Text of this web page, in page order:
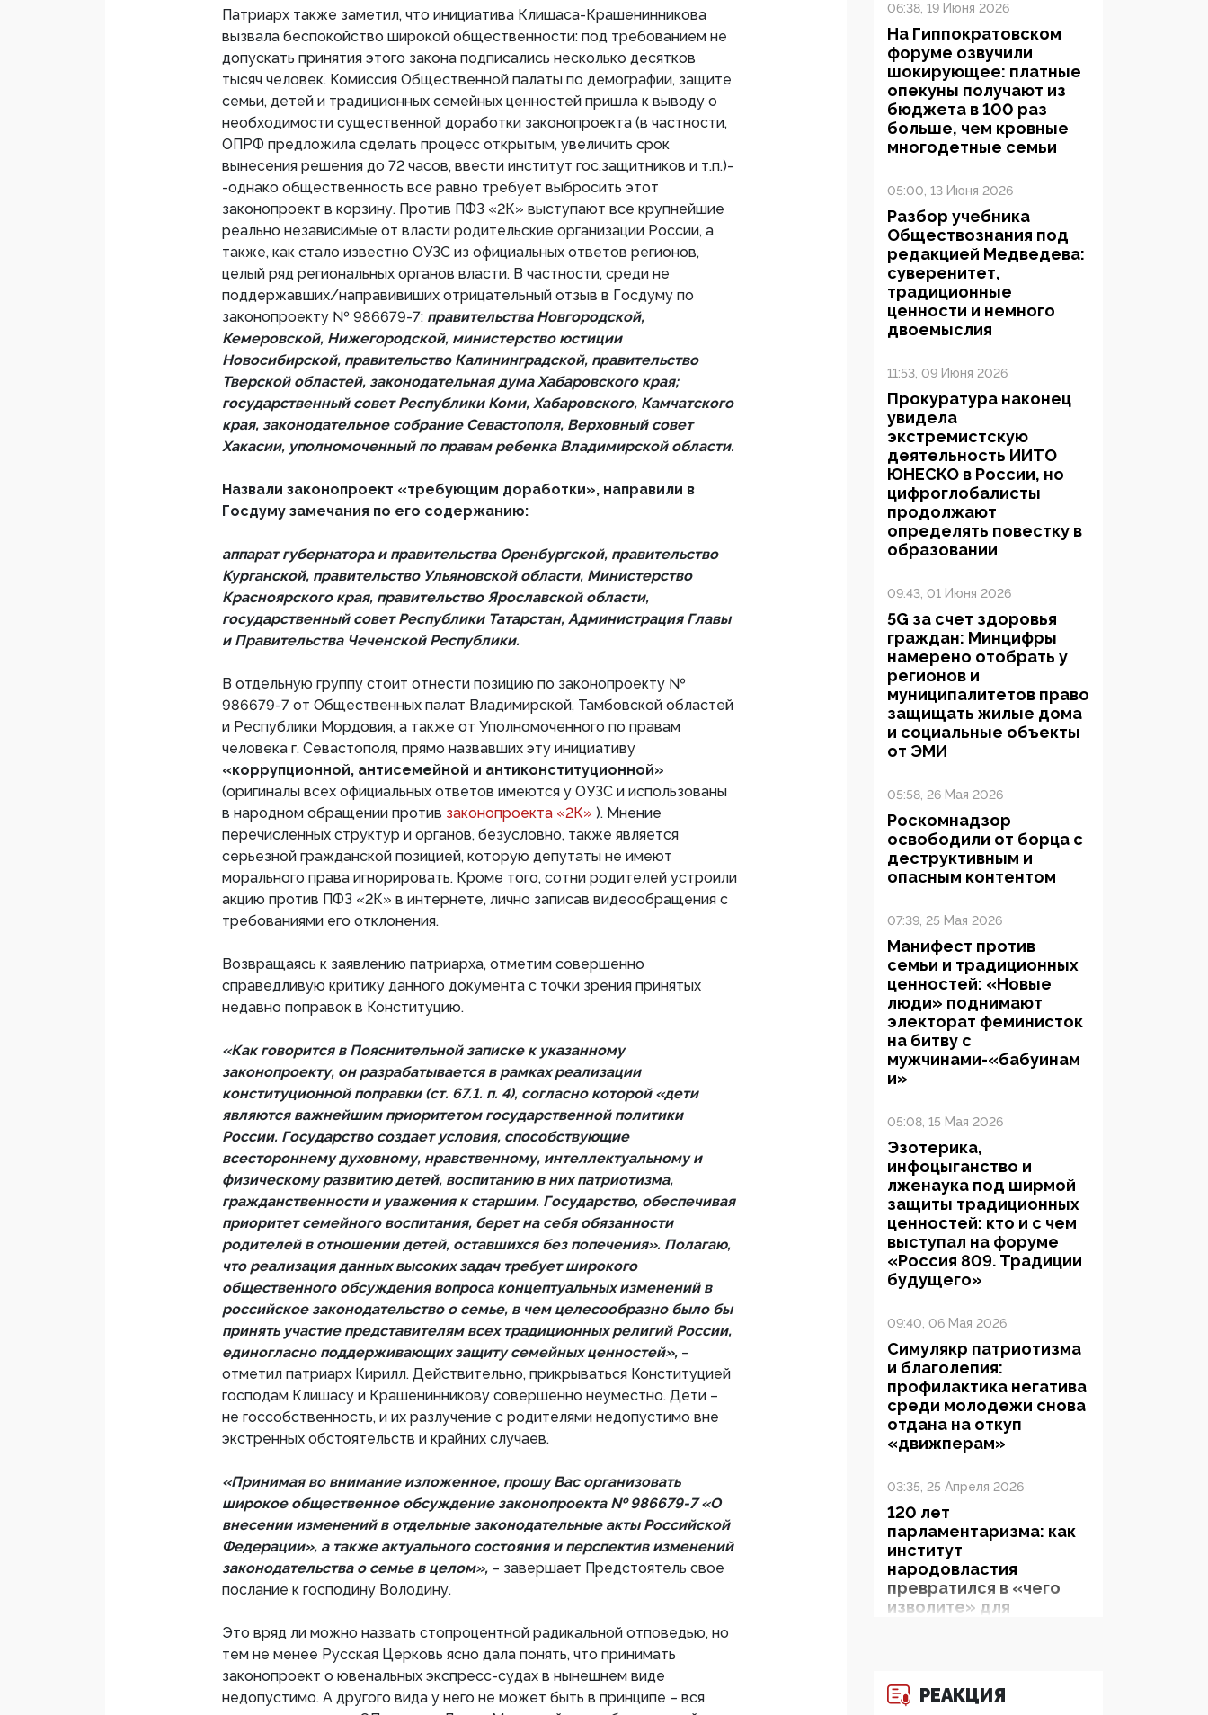
Патриарх также заметил, что инициатива Клишаса-Крашенинникова
вызвала беспокойство широкой общественности: под требованием не
допускать принятия этого закона подписались несколько десятков
тысяч человек. Комиссия Общественной палаты по демографии, защите
семьи, детей и традиционных семейных ценностей пришла к выводу о
необходимости существенной доработки законопроекта (в частности,
ОПРФ предложила сделать процесс открытым, увеличить срок
вынесения решения до 72 часов, ввести институт гос.защитников и т.п.)-
-однако общественность все равно требует выбросить этот
законопроект в корзину. Против ПФЗ «2К» выступают все крупнейшие
реально независимые от власти родительские организации России, а
также, как стало известно ОУЗС из официальных ответов регионов,
целый ряд региональных органов власти. В частности, среди не
поддержавших/направивиших отрицательный отзыв в Госдуму по
законопроекту № 986679-7: правительства Новгородской,
Кемеровской, Нижегородской, министерство юстиции
Новосибирской, правительство Калининградской, правительство
Тверской областей, законодательная дума Хабаровского края;
государственный совет Республики Коми, Хабаровского, Камчатского
края, законодательное собрание Севастополя, Верховный совет
Хакасии, уполномоченный по правам ребенка Владимирской области.
Назвали законопроект «требующим доработки», направили в
Госдуму замечания по его содержанию:
аппарат губернатора и правительства Оренбургской, правительство
Курганской, правительство Ульяновской области, Министерство
Красноярского края, правительство Ярославской области,
государственный совет Республики Татарстан, Администрация Главы
и Правительства Чеченской Республики.
В отдельную группу стоит отнести позицию по законопроекту №
986679-7 от Общественных палат Владимирской, Тамбовской областей
и Республики Мордовия, а также от Уполномоченного по правам
человека г. Севастополя, прямо назвавших эту инициативу
«коррупционной, антисемейной и антиконституционной»
(оригиналы всех официальных ответов имеются у ОУЗС и использованы
в народном обращении против законопроекта «2К» ). Мнение
перечисленных структур и органов, безусловно, также является
серьезной гражданской позицией, которую депутаты не имеют
морального права игнорировать. Кроме того, сотни родителей устроили
акцию против ПФЗ «2К» в интернете, лично записав видеообращения с
требованиями его отклонения.
Возвращаясь к заявлению патриарха, отметим совершенно
справедливую критику данного документа с точки зрения принятых
недавно поправок в Конституцию.
«Как говорится в Пояснительной записке к указанному
законопроекту, он разрабатывается в рамках реализации
конституционной поправки (ст. 67.1. п. 4), согласно которой «дети
являются важнейшим приоритетом государственной политики
России. Государство создает условия, способствующие
всестороннему духовному, нравственному, интеллектуальному и
физическому развитию детей, воспитанию в них патриотизма,
гражданственности и уважения к старшим. Государство, обеспечивая
приоритет семейного воспитания, берет на себя обязанности
родителей в отношении детей, оставшихся без попечения». Полагаю,
что реализация данных высоких задач требует широкого
общественного обсуждения вопроса концептуальных изменений в
российское законодательство о семье, в чем целесообразно было бы
принять участие представителям всех традиционных религий России,
единогласно поддерживающих защиту семейных ценностей», –
отметил патриарх Кирилл. Действительно, прикрываться Конституцией
господам Клишасу и Крашенинникову совершенно неуместно. Дети –
не госсобственность, и их разлучение с родителями недопустимо вне
экстренных обстоятельств и крайних случаев.
«Принимая во внимание изложенное, прошу Вас организовать
широкое общественное обсуждение законопроекта № 986679-7 «О
внесении изменений в отдельные законодательные акты Российской
Федерации», а также актуального состояния и перспектив изменений
законодательства о семье в целом», – завершает Предстоятель свое
послание к господину Володину.
Это вряд ли можно назвать стопроцентной радикальной отповедью, но
тем не менее Русская Церковь ясно дала понять, что принимать
законопроект о ювенальных экспресс-судах в нынешнем виде
недопустимо. А другого вида у него не может быть в принципе – вся
06:38, 19 Июня 2026
На Гиппократовском
форуме озвучили
шокирующее: платные
опекуны получают из
бюджета в 100 раз
больше, чем кровные
многодетные семьи
05:00, 13 Июня 2026
Разбор учебника
Обществознания под
редакцией Медведева:
суверенитет,
традиционные
ценности и немного
двоемыслия
11:53, 09 Июня 2026
Прокуратура наконец
увидела
экстремистскую
деятельность ИИТО
ЮНЕСКО в России, но
цифроглобалисты
продолжают
определять повестку в
образовании
09:43, 01 Июня 2026
5G за счет здоровья
граждан: Минцифры
намерено отобрать у
регионов и
муниципалитетов право
защищать жилые дома
и социальные объекты
от ЭМИ
05:58, 26 Мая 2026
Роскомнадзор
освободили от борца с
деструктивным и
опасным контентом
07:39, 25 Мая 2026
Манифест против
семьи и традиционных
ценностей: «Новые
люди» поднимают
электорат феминисток
на битву с
мужчинами-«бабуинам
и»
05:08, 15 Мая 2026
Эзотерика,
инфоцыганство и
лженаука под ширмой
защиты традиционных
ценностей: кто и с чем
выступал на форуме
«Россия 809. Традиции
будущего»
09:40, 06 Мая 2026
Симулякр патриотизма
и благолепия:
профилактика негатива
среди молодежи снова
отдана на откуп
«движперам»
03:35, 25 Апреля 2026
120 лет
парламентаризма: как
институт
народовластия
превратился в «чего
изволите» для
Социальный фонд
РЕАКЦИЯ